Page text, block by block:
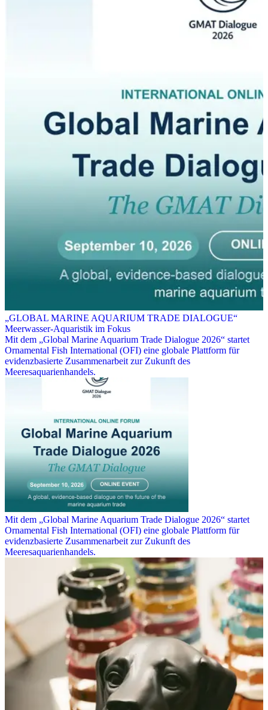
„GLOBAL MARINE AQUARIUM TRADE DIALOGUE“
Meerwasser-Aquaristik im Fokus
Mit dem „Global Marine Aquarium Trade Dialogue 2026“ startet
Ornamental Fish International (OFI) eine globale Plattform für
evidenzbasierte Zusammenarbeit zur Zukunft des
Meeresaquarienhandels.
Mit dem „Global Marine Aquarium Trade Dialogue 2026“ startet
Ornamental Fish International (OFI) eine globale Plattform für
evidenzbasierte Zusammenarbeit zur Zukunft des
Meeresaquarienhandels.